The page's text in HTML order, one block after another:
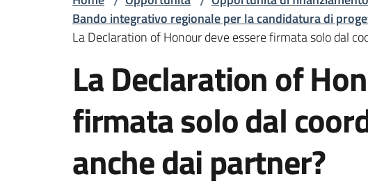
Bando integrativo regionale per la candidatura di
La Declaration of Honour deve essere firmata solo dal
La Declaration of
firmata solo dal
anche dai partner?